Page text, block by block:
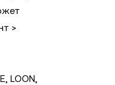
>
LOON,